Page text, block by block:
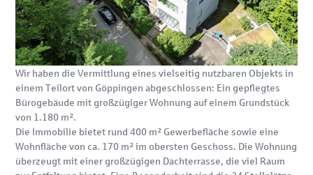
Wir haben die Vermittlung eines vielseitig nutzbaren Objekts in
einem Teilort von Göppingen abgeschlossen: Ein gepflegtes
Bürogebäude mit großzügiger Wohnung auf einem Grundstück
von 1.180 m².
Die Immobilie bietet rund 400 m² Gewerbefläche sowie eine
Wohnfläche von ca. 170 m² im obersten Geschoss. Die Wohnung
überzeugt mit einer großzügigen Dachterrasse, die viel Raum